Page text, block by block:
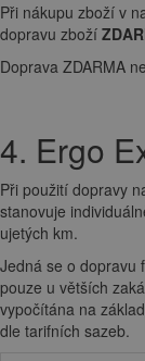
Při nákupu zboží v
dopravu zboží
Doprava ZDARMA
4. Ergo
Při použití dopravy
stanovuje
ujetých km.
Jedná se o dopravu
pouze u větších
vypočítána na
dle tarifních sazeb.